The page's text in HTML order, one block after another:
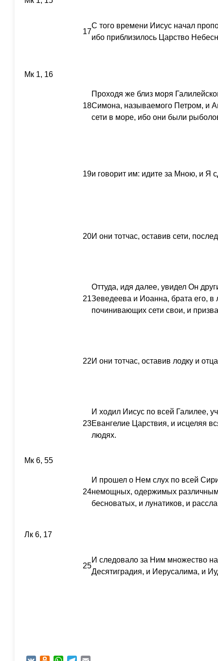
17
С того времени Иисус начал
ибо приблизилось Царство
Мк 1, 16
18
Проходя же близ моря
Симона, называемого Петром, и
сети в море, ибо они были
19и говорит им: идите за Мною, и Я
20И они тотчас, оставив сети,
21
Оттуда, идя далее, увидел Он
Зеведеева и Иоанна, брата его, в
починивающих сети свои, и
22И они тотчас, оставив лодку и
23
И ходил Иисус по всей Галилее,
Евангелие Царствия, и исцеляя
людях.
Мк 6, 55
24
И прошел о Нем слух по всей
немощных, одержимых
бесноватых, и лунатиков, и
Лк 6, 17
25
И следовало за Ним множество
Десятиградия, и Иерусалима, и